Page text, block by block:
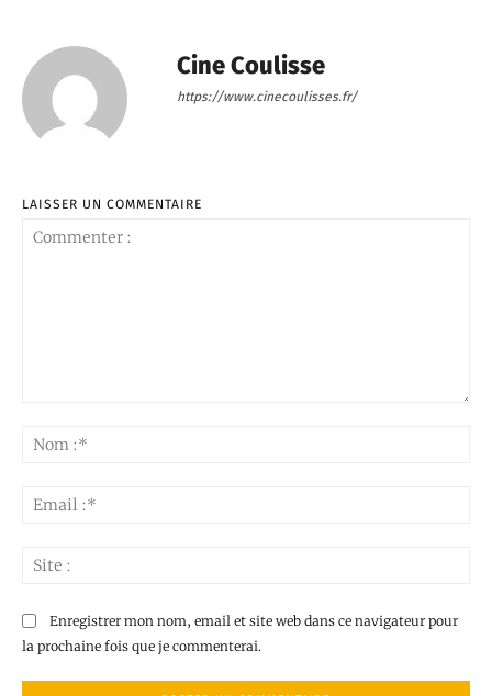
Cine Coulisse
https://www.cinecoulisses.fr/
LAISSER UN COMMENTAIRE
Enregistrer mon nom, email et site web dans ce navigateur pour
la prochaine fois que je commenterai.